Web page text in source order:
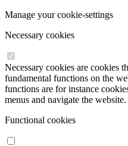
Manage your cookie-settings
Necessary cookies
Necessary cookies are cookies
fundamental functions on the
functions are for instance
menus and navigate the website.
Functional cookies